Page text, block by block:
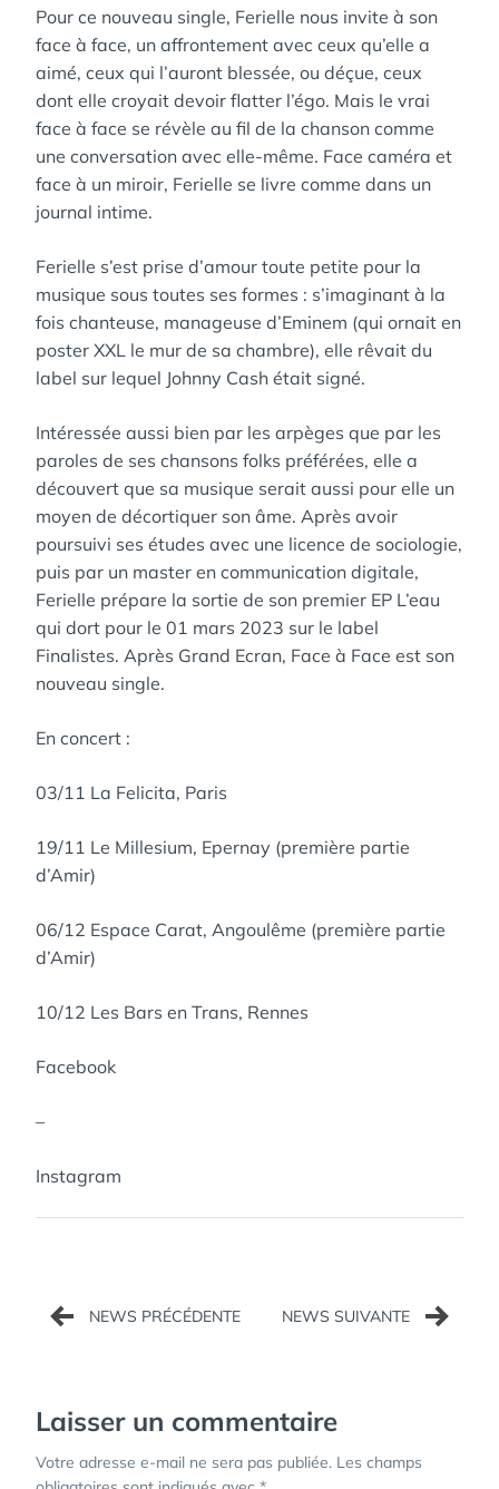
Pour ce nouveau single, Ferielle nous invite à son
face à face, un affrontement avec ceux qu’elle a
aimé, ceux qui l’auront blessée, ou déçue, ceux
dont elle croyait devoir flatter l’égo. Mais le vrai
face à face se révèle au fil de la chanson comme
une conversation avec elle-même. Face caméra et
face à un miroir, Ferielle se livre comme dans un
journal intime.
Ferielle s’est prise d’amour toute petite pour la
musique sous toutes ses formes : s’imaginant à la
fois chanteuse, manageuse d’Eminem (qui ornait en
poster XXL le mur de sa chambre), elle rêvait du
label sur lequel Johnny Cash était signé.
Intéressée aussi bien par les arpèges que par les
paroles de ses chansons folks préférées, elle a
découvert que sa musique serait aussi pour elle un
moyen de décortiquer son âme. Après avoir
poursuivi ses études avec une licence de sociologie,
puis par un master en communication digitale,
Ferielle prépare la sortie de son premier EP L’eau
qui dort pour le 01 mars 2023 sur le label
Finalistes. Après Grand Ecran, Face à Face est son
nouveau single.
En concert :
03/11 La Felicita, Paris
19/11 Le Millesium, Epernay (première partie
d’Amir)
06/12 Espace Carat, Angoulême (première partie
d’Amir)
10/12 Les Bars en Trans, Rennes
Facebook
–
Instagram
Navigation
de
Laisser un commentaire
Votre adresse e-mail ne sera pas publiée. Les champs